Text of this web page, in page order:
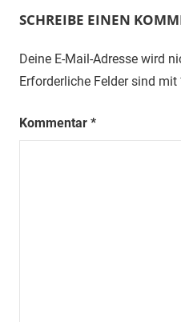
SCHREIBE EINEN
Deine E-Mail-Adresse wird
Erforderliche Felder sind mit
Kommentar *